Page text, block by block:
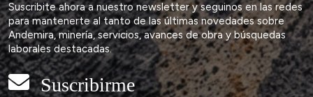
Suscribite ahora a nuestro newsletter y seguinos en las redes
para mantenerte al tanto de las últimas novedades sobre
Andemira, minería, servicios, avances de obra y búsquedas
laborales destacadas.
Suscribirme